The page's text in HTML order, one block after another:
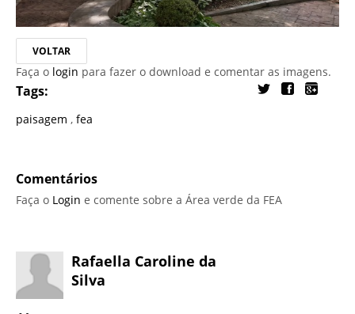
VOLTAR
Faça o login para fazer o download e comentar as imagens.
Tags:
paisagem , fea
Comentários
Faça o Login e comente sobre a Área verde da FEA
Rafaella Caroline da
Silva